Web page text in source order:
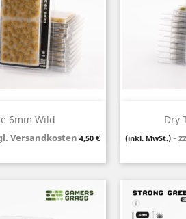
6mm Wild
Versandkosten Preis
4,50 €
Vorschau Dry
(inkl. MwSt.)